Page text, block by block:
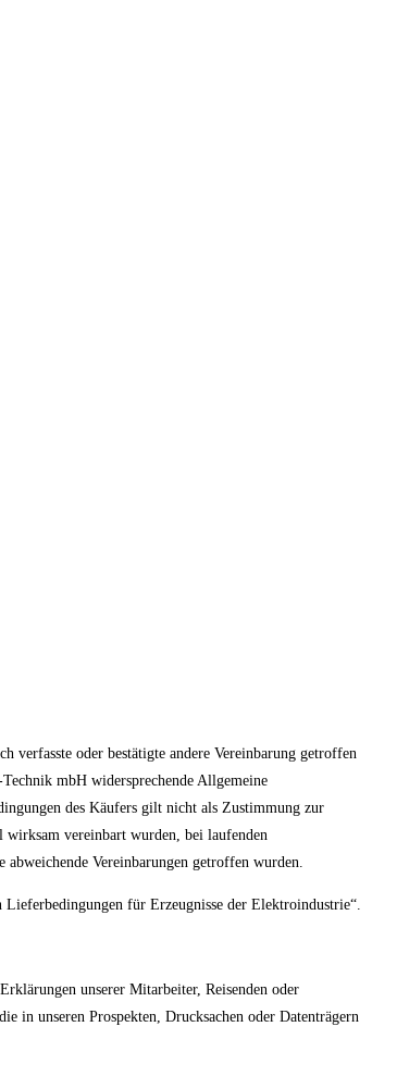
verfasste oder bestätigte andere Vereinbarung getroffen
mbH widersprechende Allgemeine
des Käufers gilt nicht als Zustimmung zur
wirksam vereinbart wurden, bei laufenden
Vereinbarungen getroffen wurden.
für Erzeugnisse der Elektroindustrie“.
unserer Mitarbeiter, Reisenden oder
in unseren Prospekten, Drucksachen oder Datenträgern